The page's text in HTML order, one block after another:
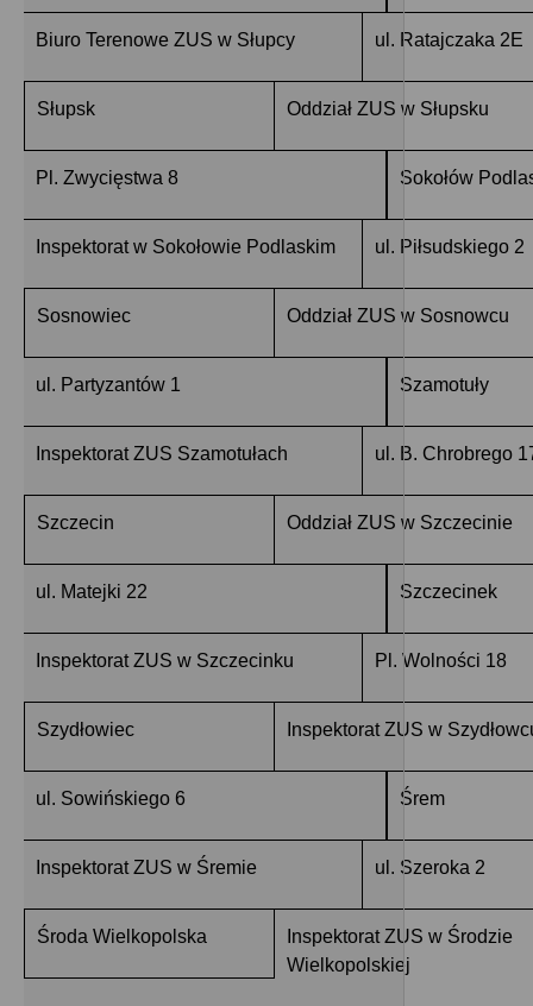
Biuro Terenowe ZUS w Słupcy ul. Ratajczaka 2E
Słupsk Oddział ZUS w Słupsku
Pl. Zwycięstwa 8 Sokołów
Inspektorat w Sokołowie Podlaskim ul. Piłsudskiego 2
Sosnowiec Oddział ZUS w Sosnowcu
ul. Partyzantów 1 Szamotuły
Inspektorat ZUS Szamotułach ul. B. Chrobrego
Szczecin Oddział ZUS w Szczecinie
ul. Matejki 22 Szczecinek
Inspektorat ZUS w Szczecinku Pl. Wolności 18
Szydłowiec Inspektorat ZUS w
ul. Sowińskiego 6 Śrem
Inspektorat ZUS w Śremie ul. Szeroka 2
Środa Wielkopolska
Inspektorat ZUS w Środzie
Wielkopolskiej